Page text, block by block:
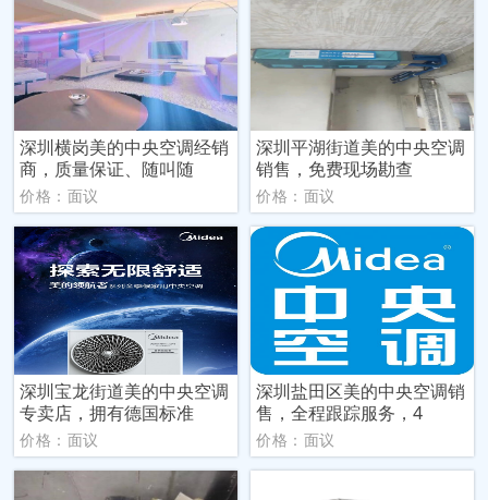
深圳横岗美的中央空调经销
商，质量保证、随叫随
价格：面议
深圳平湖街道美的中央空调
销售，免费现场勘查
价格：面议
深圳宝龙街道美的中央空调
专卖店，拥有德国标准
价格：面议
深圳盐田区美的中央空调销
售，全程跟踪服务，4
价格：面议